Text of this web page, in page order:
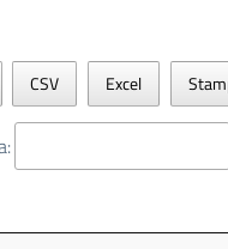
CSV Excel